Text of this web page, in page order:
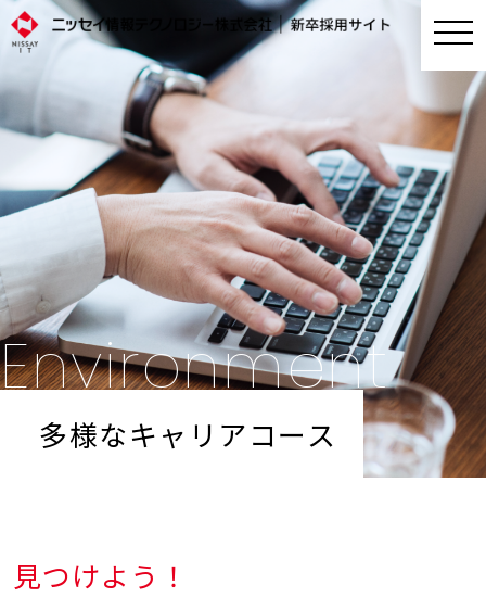
Environment
多様なキャリアコース
見つけよう！